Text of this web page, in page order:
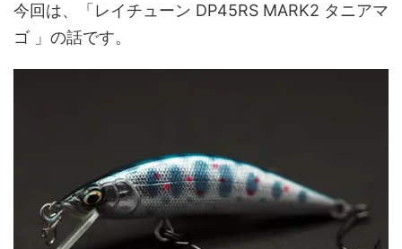
今回は、「レイチューン DP45RS MARK2 タニアマ
ゴ 」の話です。